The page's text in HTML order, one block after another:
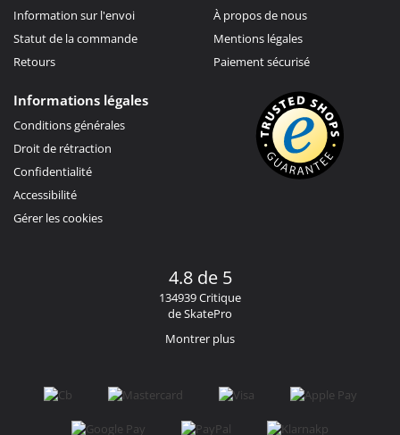
Information sur l'envoi
Statut de la commande
Retours
À propos de nous
Mentions légales
Paiement sécurisé
Informations légales
Conditions générales
Droit de rétraction
Confidentialité
Accessibilité
Gérer les cookies
4.8 de 5
134939 Critique
de SkatePro
Montrer plus